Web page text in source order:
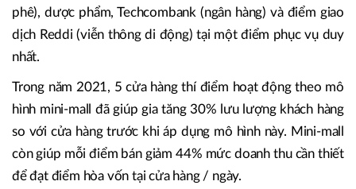
phê), dược phẩm, Techcombank (ngân hàng) và điểm giao
dịch Reddi (viễn thông di động) tại một điểm phục vụ duy
nhất.
Trong năm 2021, 5 cửa hàng thí điểm hoạt động theo mô
hình mini-mall đã giúp gia tăng 30% lưu lượng khách hàng
so với cửa hàng trước khi áp dụng mô hình này. Mini-mall
còn giúp mỗi điểm bán giảm 44% mức doanh thu cần thiết
để đạt điểm hòa vốn tại cửa hàng / ngày.